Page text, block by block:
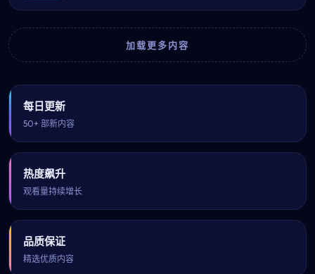
加载更多内容
每日更新
50+ 部新内容
热度飙升
观看量持续增长
品质保证
精选优质内容